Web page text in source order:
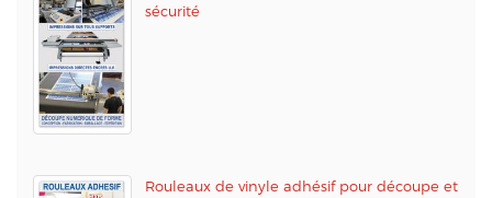
sécurité
Rouleaux de vinyle adhésif pour découpe et